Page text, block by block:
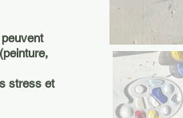
stress et